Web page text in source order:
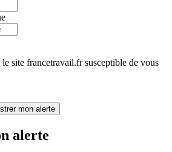
site francetravail.fr susceptible de vous
mon alerte
alerte